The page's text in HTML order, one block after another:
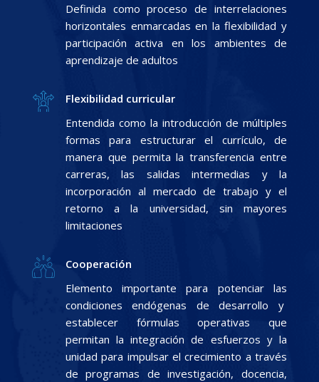
Definida como proceso de interrelaciones
horizontales enmarcadas en la flexibilidad y
participación activa en los ambientes de
aprendizaje de adultos
Flexibilidad curricular
Entendida como la introducción de múltiples
formas para estructurar el currículo, de
manera que permita la transferencia entre
carreras, las salidas intermedias y la
incorporación al mercado de trabajo y el
retorno a la universidad, sin mayores
limitaciones
Cooperación
Elemento importante para potenciar las
condiciones endógenas de desarrollo y
establecer fórmulas operativas que
permitan la integración de esfuerzos y la
unidad para impulsar el crecimiento a través
de programas de investigación, docencia,